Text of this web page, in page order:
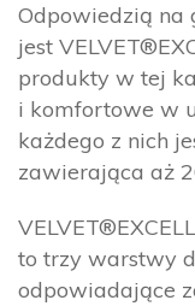
Odpowiedzią na
jest
produkty w tej
i komfortowe w
każdego z nich
zawierająca aż
to trzy warstwy
odpowiadające